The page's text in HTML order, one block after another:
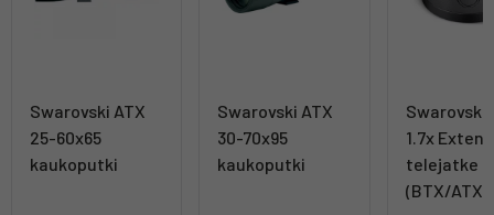
Swarovski ATX
25-60x65
kaukoputki
Swarovski ATX
30-70x95
kaukoputki
Swarovski
1.7x
telejatke
(BTX/ATX/